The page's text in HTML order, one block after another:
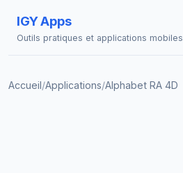
IGY Apps
Outils pratiques et applications mobiles
Accueil/Applications/Alphabet RA 4D